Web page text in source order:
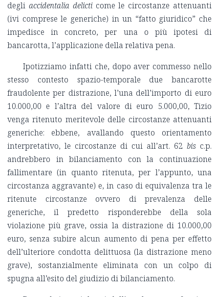
degli accidentalia delicti come le circostanze attenuanti
(ivi comprese le generiche) in un “fatto giuridico” che
impedisce in concreto, per una o più ipotesi di
bancarotta, l’applicazione della relativa pena.
Ipotizziamo infatti che, dopo aver commesso nello
stesso contesto spazio-temporale due bancarotte
fraudolente per distrazione, l’una dell’importo di euro
10.000,00 e l’altra del valore di euro 5.000,00, Tizio
venga ritenuto meritevole delle circostanze attenuanti
generiche: ebbene, avallando questo orientamento
interpretativo, le circostanze di cui all’art. 62 bis c.p.
andrebbero in bilanciamento con la continuazione
fallimentare (in quanto ritenuta, per l’appunto, una
circostanza aggravante) e, in caso di equivalenza tra le
ritenute circostanze ovvero di prevalenza delle
generiche, il predetto risponderebbe della sola
violazione più grave, ossia la distrazione di 10.000,00
euro, senza subire alcun aumento di pena per effetto
dell’ulteriore condotta delittuosa (la distrazione meno
grave), sostanzialmente eliminata con un colpo di
spugna all’esito del giudizio di bilanciamento.